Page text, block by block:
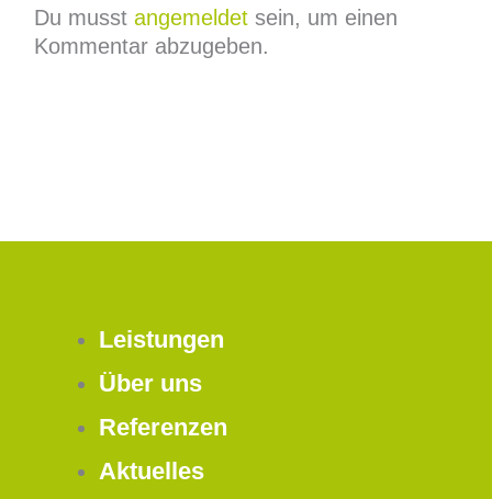
Du musst angemeldetsein, um einen
Kommentar abzugeben.
Leistungen
Über uns
Referenzen
Aktuelles